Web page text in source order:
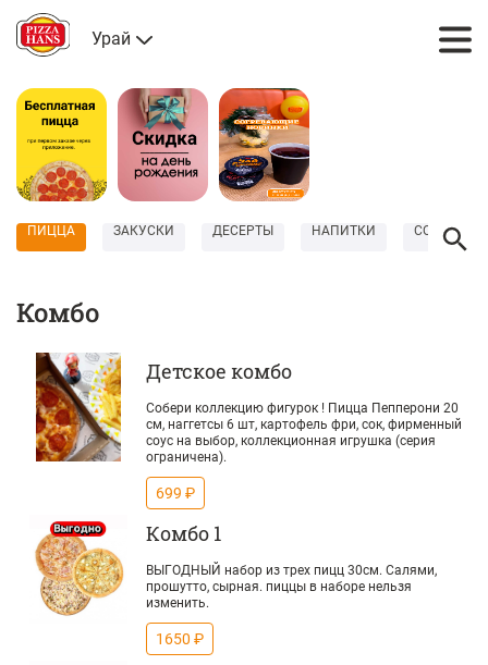
Урай
ПИЦЦА ЗАКУСКИ ДЕСЕРТЫ НАПИТКИ СОУСЫ
Комбо
Детское комбо
Собери коллекцию фигурок ! Пицца Пепперони 20
см, наггетсы 6 шт, картофель фри, сок, фирменный
соус на выбор, коллекционная игрушка (серия
ограничена).
699 ₽
Комбо 1
ВЫГОДНЫЙ набор из трех пицц 30см. Салями,
прошутто, сырная. пиццы в наборе нельзя
изменить.
1650 ₽